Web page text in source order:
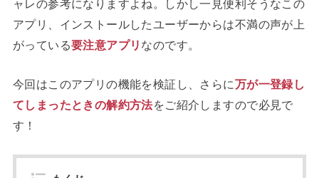
ャレの参考になりますよね。しかし一見便利そうなこの
アプリ、インストールしたユーザーからは不満の声が上
がっている要注意アプリ なのです。
今回はこのアプリの機能を検証し、さらに万が一登録し
てしまったときの解約方法をご紹介しますので必見で
す！